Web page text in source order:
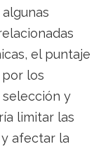
algunas
el puntaje
los
y
limitar las
afectar la